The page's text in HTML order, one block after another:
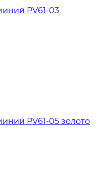
PV61-03
PV61-05 золото